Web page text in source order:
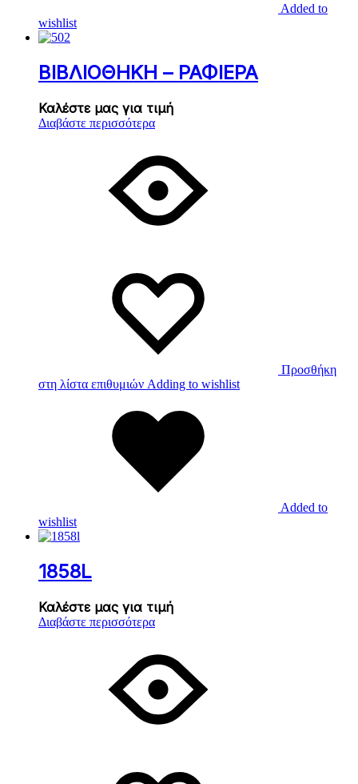
Added to
wishlist
ΒΙΒΛΙΟΘΗΚΗ – ΡΑΦΙΕΡΑ
Καλέστε μας για τιμή
Διαβάστε περισσότερα
Προσθήκη
στη λίστα επιθυμιών Adding to wishlist
Added to
wishlist
1858L
Καλέστε μας για τιμή
Διαβάστε περισσότερα